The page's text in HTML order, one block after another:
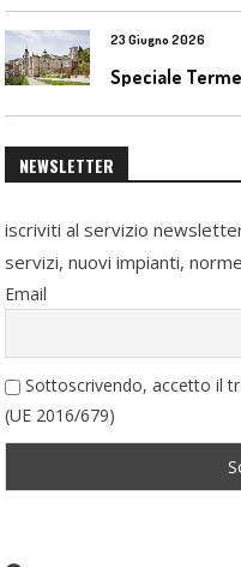
23 Giugno 2026
Speciale
NEWSLETTER
iscriviti al servizio
servizi, nuovi impianti,
Email
Sottoscrivendo, accetto il
(UE 2016/679)